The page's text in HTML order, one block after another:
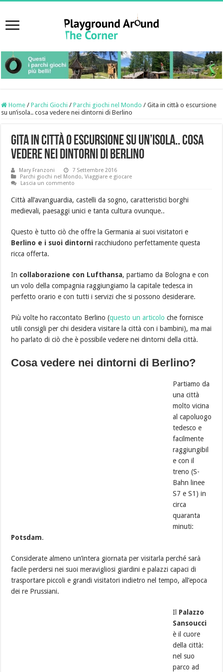
Home / Parchi Giochi / Parchi giochi nel Mondo / Gita in città o escursione
su un’isola.. cosa vedere nei dintorni di Berlino
Gita in città o escursione su un’isola.. cosa
vedere nei dintorni di Berlino
Mary Franzoni
7 Settembre 2016
Parchi giochi nel Mondo,Viaggiare e giocare
Lascia un commento
Città all’avanguardia, castelli da sogno, caratteristici borghi
medievali, paesaggi unici e tanta cultura ovunque..
Questo è tutto ciò che offre la Germania ai suoi visitatori e
Berlino e i suoi dintorni racchiudono perfettamente questa
ricca offerta.
In collaborazione con Lufthansa, partiamo da Bologna e con
un volo della compagnia raggiungiamo la capitale tedesca in
perfetto orario e con tutti i servizi che si possono desiderare.
Più volte ho raccontato Berlino (questo un articolo che fornisce
utili consigli per chi desidera visitare la città con i bambini), ma mai
ho parlato di ciò che è possibile vedere nei dintorni della città.
Cosa vedere nei dintorni di Berlino?
Partiamo da
una città
molto vicina
al capoluogo
tedesco e
facilmente
raggiungibil
e con il
treno (S-
Bahn linee
S7 e S1) in
circa
quaranta
minuti:
Potsdam.
Considerate almeno un’intera giornata per visitarla perché sarà
facile perdersi nei suoi meravigliosi giardini e palazzi capaci di
trasportare piccoli e grandi visitatori indietro nel tempo, all’epoca
dei re Prussiani.
Il Palazzo
Sansoucci
è il cuore
della città:
nel suo
parco ad